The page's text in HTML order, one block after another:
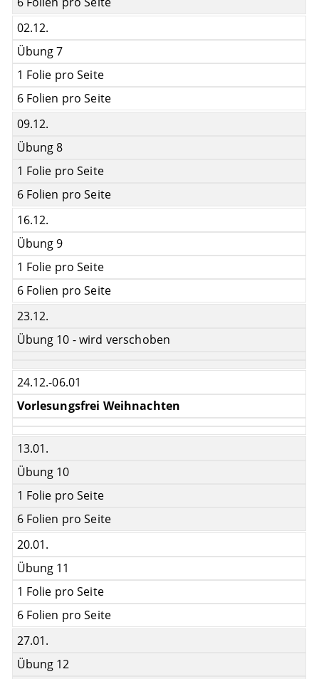
02.12.
Übung 7
1 Folie pro Seite
6 Folien pro Seite
09.12.
Übung 8
1 Folie pro Seite
6 Folien pro Seite
16.12.
Übung 9
1 Folie pro Seite
6 Folien pro Seite
23.12.
Übung 10 - wird verschoben
24.12.-06.01
Vorlesungsfrei Weihnachten
13.01.
Übung 10
1 Folie pro Seite
6 Folien pro Seite
20.01.
Übung 11
1 Folie pro Seite
6 Folien pro Seite
27.01.
Übung 12